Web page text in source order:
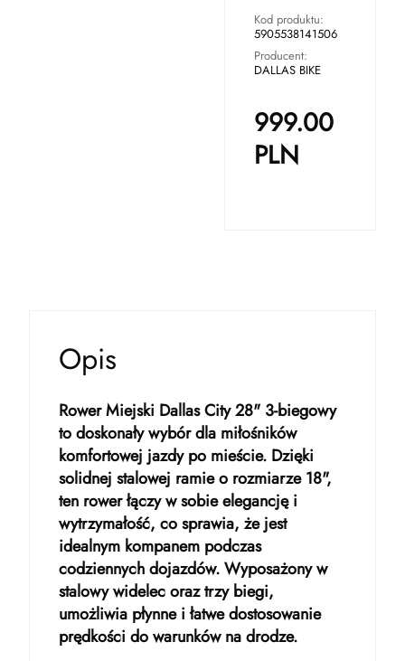
Kod produktu:
5905538141506
Producent:
DALLAS BIKE
999.00
PLN
Opis
Rower Miejski Dallas City 28" 3-biegowy
to doskonały wybór dla miłośników
komfortowej jazdy po mieście. Dzięki
solidnej stalowej ramie o rozmiarze 18",
ten rower łączy w sobie elegancję i
wytrzymałość, co sprawia, że jest
idealnym kompanem podczas
codziennych dojazdów. Wyposażony w
stalowy widelec oraz trzy biegi,
umożliwia płynne i łatwe dostosowanie
prędkości do warunków na drodze.